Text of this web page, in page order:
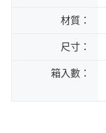
材質：
尺寸：
箱入數：